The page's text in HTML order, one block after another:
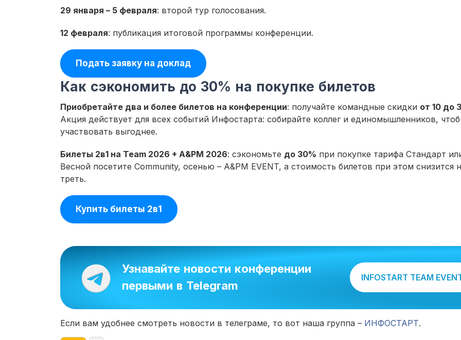
29 января – 5 февраля: второй тур голосования.
12 февраля: публикация итоговой программы конференции.
Подать заявку на доклад
Как сэкономить до 30% на покупке билетов
Приобретайте два и более билетов на конференции: получайте командные скидки от 10 до
Акция действует для всех событий Инфостарта: собирайте коллег и единомышленников,
участвовать выгоднее.
Билеты 2в1 на Team 2026 + A&PM 2026: сэкономьте до 30% при покупке тарифа Стандарт
Весной посетите Community, осенью – A&PM EVENT, а стоимость билетов при этом снизится
треть.
Купить билеты 2в1
Узнавайте новости конференции
первыми в Telegram
INFOSTART TEAM
Если вам удобнее смотреть новости в телеграме, то вот наша группа – ИНФОСТАРТ.